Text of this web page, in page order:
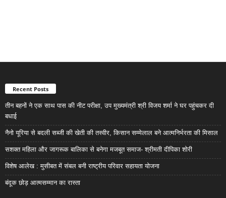
Recent Posts
तीन बहनों ने एक साथ पास की नीट परीक्षा, उप मुख्यमंत्री श्री विजय शर्मा ने घर पहुंचकर दी
बधाई
नैनो यूरिया से बदली सब्जी की खेती की तस्वीर, किसान सम्मेलाल बने आत्मनिर्भरता की मिसाल
सशक्त महिला और जागरूक बालिका से बनेगा मजबूत समाज- श्रीमती दीपिका शोरी
विशेष आलेख : मुसीबत में संबल बनी राष्ट्रीय परिवार सहायता योजना
बंदूक छोड़ आत्मसम्मान का रास्ता